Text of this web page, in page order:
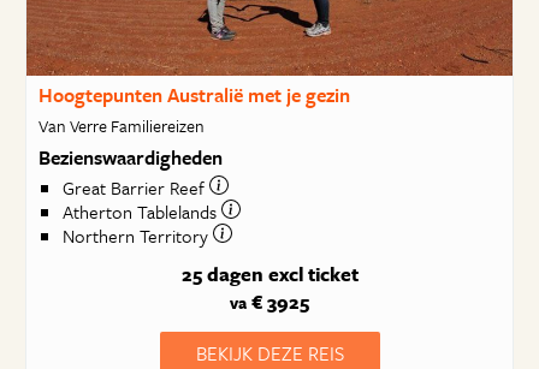
Hoogtepunten Australië met je gezin
Van Verre Familiereizen
Bezienswaardigheden
Great Barrier Reef
Atherton Tablelands
Northern Territory
25 dagen excl ticket
va € 3925
BEKIJK DEZE REIS